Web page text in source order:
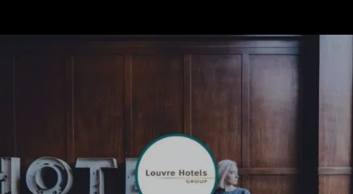
hotelorganisatie die haar oorsprong vindt in
Frankrijk. Sinds de oprichting in 1976 is de groep
uitgegroeid tot een keten met meer dan 1.700
hotels in zeventig landen. De groep werkt met
een breed merkenportfolio – van economy tot